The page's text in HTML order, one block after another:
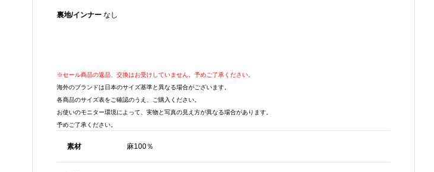
裏地/インナー なし
※セール商品の返品、交換はお受けしていません。予めご了承ください。
海外のブランドは日本のサイズ基準と異なる場合がございます。
各商品のサイズ表をご確認のうえ、ご購入ください。
お使いのモニター環境によって、実物と写真の見え方が異なる場合があります。
予めご了承ください。
素材 麻100％